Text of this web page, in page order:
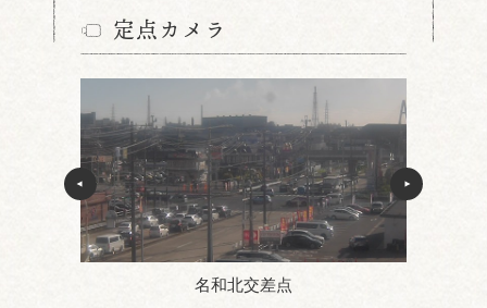
定点カメラ
名和北交差点